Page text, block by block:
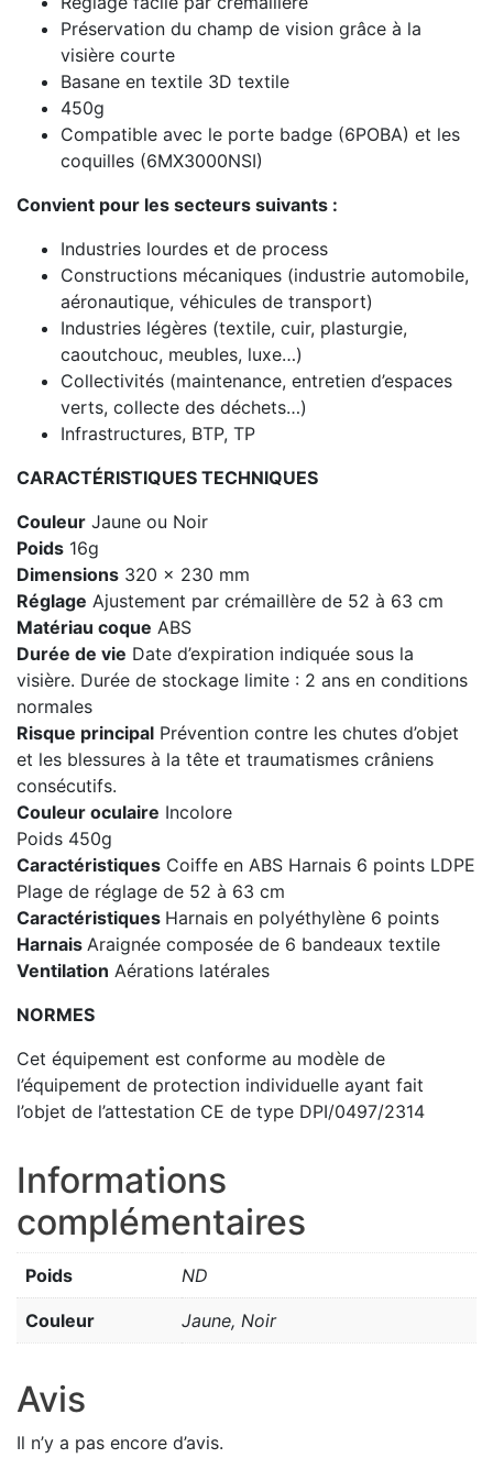
Préservation du champ de vision grâce à la
visière courte
Basane en textile 3D textile
450g
Compatible avec le porte badge (6POBA) et les
coquilles (6MX3000NSI)
Convient pour les secteurs suivants :
Industries lourdes et de process
Constructions mécaniques (industrie automobile,
aéronautique, véhicules de transport)
Industries légères (textile, cuir, plasturgie,
caoutchouc, meubles, luxe…)
Collectivités (maintenance, entretien d’espaces
verts, collecte des déchets…)
Infrastructures, BTP, TP
CARACTÉRISTIQUES TECHNIQUES
Couleur Jaune ou Noir
Poids 16g
Dimensions 320 x 230 mm
Réglage Ajustement par crémaillère de 52 à 63 cm
Matériau coque ABS
Durée de vie Date d’expiration indiquée sous la
visière. Durée de stockage limite : 2 ans en conditions
normales
Risque principal Prévention contre les chutes d’objet
et les blessures à la tête et traumatismes crâniens
consécutifs.
Couleur oculaire Incolore
Poids 450g
Caractéristiques Coiffe en ABS Harnais 6 points LDPE
Plage de réglage de 52 à 63 cm
Caractéristiques Harnais en polyéthylène 6 points
Harnais Araignée composée de 6 bandeaux textile
Ventilation Aérations latérales
NORMES
Cet équipement est conforme au modèle de
l’équipement de protection individuelle ayant fait
l’objet de l’attestation CE de type DPI/0497/2314
Informations
complémentaires
Poids ND
Couleur Jaune, Noir
Avis
Il n’y a pas encore d’avis.